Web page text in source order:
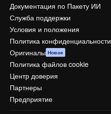
Документация по Пакету ИИ
Служба поддержки
Условия и положения
Политика конфиденциальности
Оригиналы Новое
Политика файлов cookie
Центр доверия
Партнеры
Предприятие